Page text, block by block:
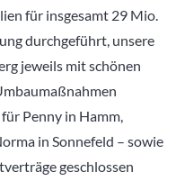
für insgesamt 29 Mio.
durchgeführt, unsere
jeweils mit schönen
Penny in Hamm,
in Sonnefeld – sowie
geschlossen